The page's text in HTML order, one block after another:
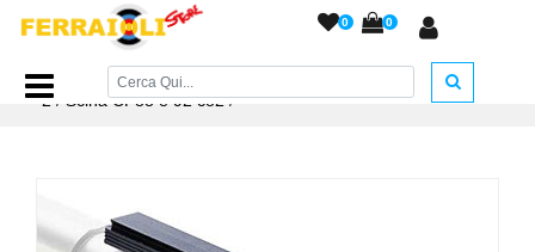
0 0
Home Page/ACCESSORI ARMERIA/Accessori A.C. e CO
2/ Scina CP88 e 92 co2/